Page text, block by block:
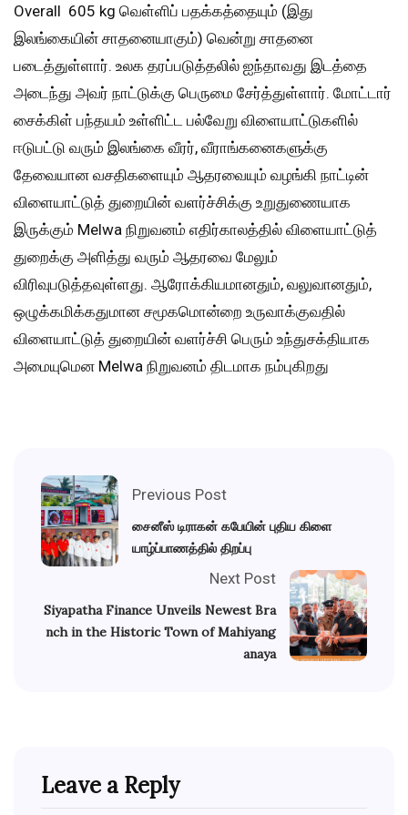
Overall 605 kg வெள்ளிப் பதக்கத்தையும் (இது
இலங்கையின் சாதனையாகும்) வென்று சாதனை
படைத்துள்ளார். உலக தரப்படுத்தலில் ஐந்தாவது இடத்தை
அடைந்து அவர் நாட்டுக்கு பெருமை சேர்த்துள்ளார். மோட்டார்
சைக்கிள் பந்தயம் உள்ளிட்ட பல்வேறு விளையாட்டுகளில்
ஈடுபட்டு வரும் இலங்கை வீரர், வீராங்கனைகளுக்கு
தேவையான வசதிகளையும் ஆதரவையும் வழங்கி நாட்டின்
விளையாட்டுத் துறையின் வளர்ச்சிக்கு உறுதுணையாக
இருக்கும் Melwa நிறுவனம் எதிர்காலத்தில் விளையாட்டுத்
துறைக்கு அளித்து வரும் ஆதரவை மேலும்
விரிவுபடுத்தவுள்ளது. ஆரோக்கியமானதும், வலுவானதும்,
ஒழுக்கமிக்கதுமான சமூகமொன்றை உருவாக்குவதில்
விளையாட்டுத் துறையின் வளர்ச்சி பெரும் உந்துசக்தியாக
அமையுமென Melwa நிறுவனம் திடமாக நம்புகிறது
Previous Post
சைனீஸ் டிராகன் கபேயின் புதிய கிளை
யாழ்ப்பாணத்தில் திறப்பு
Next Post
Siyapatha Finance Unveils Newest Bra
nch in the Historic Town of Mahiyang
anaya
Leave a Reply